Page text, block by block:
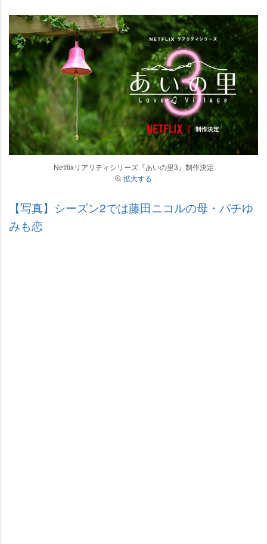
Netflixリアリティシリーズ『あいの里3』制作決定
拡大する
【写真】シーズン2では藤田ニコルの母・パチゆ
みも恋